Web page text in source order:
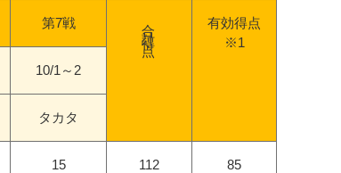
第7戦 合計得点
有効得点
※1
10/1～2
タカタ
15 112 85